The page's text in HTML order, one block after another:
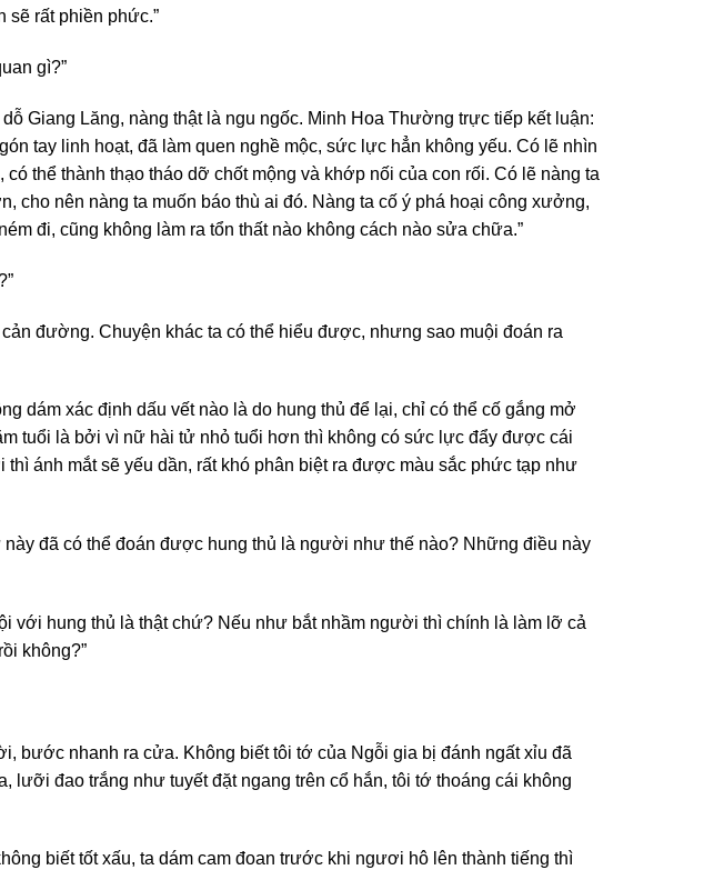
sẽ rất phiền phức.”
gì?”
Giang Lăng, nàng thật là ngu ngốc. Minh Hoa Thường trực tiếp kết luận:
tay linh hoạt, đã làm quen nghề mộc, sức lực hẳn không yếu. Có lẽ nhìn
thể thành thạo tháo dỡ chốt mộng và khớp nối của con rối. Có lẽ nàng ta
cho nên nàng ta muốn báo thù ai đó. Nàng ta cố ý phá hoại công xưởng,
đi, cũng không làm ra tổn thất nào không cách nào sửa chữa.”
đường. Chuyện khác ta có thể hiểu được, nhưng sao muội đoán ra
dám xác định dấu vết nào là do hung thủ để lại, chỉ có thể cố gắng mở
tuổi là bởi vì nữ hài tử nhỏ tuổi hơn thì không có sức lực đẩy được cái
ánh mắt sẽ yếu dần, rất khó phân biệt ra được màu sắc phức tạp như
đã có thể đoán được hung thủ là người như thế nào? Những điều này
với hung thủ là thật chứ? Nếu như bắt nhầm người thì chính là làm lỡ cả
không?”
bước nhanh ra cửa. Không biết tôi tớ của Ngỗi gia bị đánh ngất xỉu đã
lưỡi đao trắng như tuyết đặt ngang trên cổ hắn, tôi tớ thoáng cái không
biết tốt xấu, ta dám cam đoan trước khi ngươi hô lên thành tiếng thì